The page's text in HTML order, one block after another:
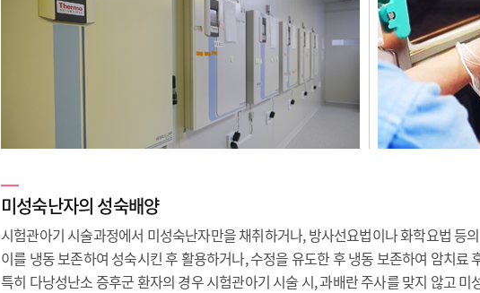
미성숙난자의 성숙배양
시험관아기 시술과정에서 미성숙난자만을 채취하거나, 방사선요법이나 화학요법 등
이를 냉동 보존하여 성숙시킨 후 활용하거나, 수정을 유도한 후 냉동 보존하여 암치료
특히 다낭성난소 증후군 환자의 경우 시험관아기 시술 시, 과배란 주사를 맞지 않고